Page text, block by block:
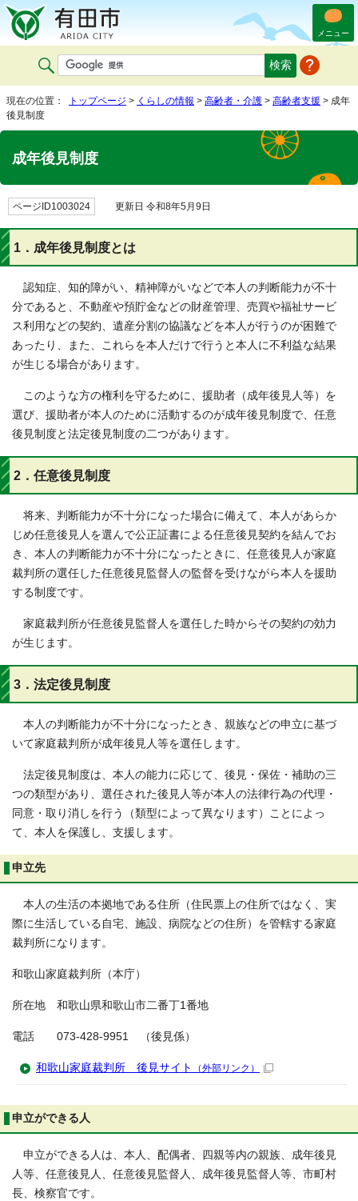
メニュー
現在の位置： トップページ > くらしの情報 > 高齢者・介護 > 高齢者支援 > 成年
後見制度
成年後見制度
ページID1003024 更新日 令和8年5月9日
1．成年後見制度とは
認知症、知的障がい、精神障がいなどで本人の判断能力が不十
分であると、不動産や預貯金などの財産管理、売買や福祉サービ
ス利用などの契約、遺産分割の協議などを本人が行うのが困難で
あったり、また、これらを本人だけで行うと本人に不利益な結果
が生じる場合があります。
このような方の権利を守るために、援助者（成年後見人等）を
選び、援助者が本人のために活動するのが成年後見制度で、任意
後見制度と法定後見制度の二つがあります。
2．任意後見制度
将来、判断能力が不十分になった場合に備えて、本人があらか
じめ任意後見人を選んで公正証書による任意後見契約を結んでお
き、本人の判断能力が不十分になったときに、任意後見人が家庭
裁判所の選任した任意後見監督人の監督を受けながら本人を援助
する制度です。
家庭裁判所が任意後見監督人を選任した時からその契約の効力
が生じます。
3．法定後見制度
本人の判断能力が不十分になったとき、親族などの申立に基づ
いて家庭裁判所が成年後見人等を選任します。
法定後見制度は、本人の能力に応じて、後見・保佐・補助の三
つの類型があり、選任された後見人等が本人の法律行為の代理・
同意・取り消しを行う（類型によって異なります）ことによっ
て、本人を保護し、支援します。
申立先
本人の生活の本拠地である住所（住民票上の住所ではなく、実
際に生活している自宅、施設、病院などの住所）を管轄する家庭
裁判所になります。
和歌山家庭裁判所（本庁）
所在地 和歌山県和歌山市二番丁1番地
電話 073-428-9951 （後見係）
和歌山家庭裁判所 後見サイト （外部リンク）
申立ができる人
申立ができる人は、本人、配偶者、四親等内の親族、成年後見
人等、任意後見人、任意後見監督人、成年後見監督人等、市町村
長、検察官です。